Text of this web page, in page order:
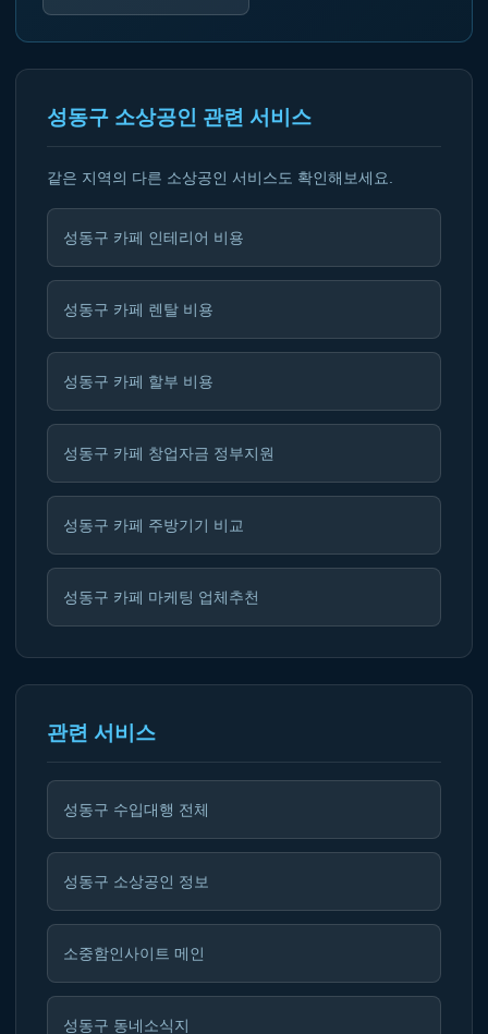
성동구 소상공인 관련 서비스
같은 지역의 다른 소상공인 서비스도 확인해보세요.
성동구 카페 인테리어 비용
성동구 카페 렌탈 비용
성동구 카페 할부 비용
성동구 카페 창업자금 정부지원
성동구 카페 주방기기 비교
성동구 카페 마케팅 업체추천
관련 서비스
성동구 수입대행 전체
성동구 소상공인 정보
소중함인사이트 메인
성동구 동네소식지